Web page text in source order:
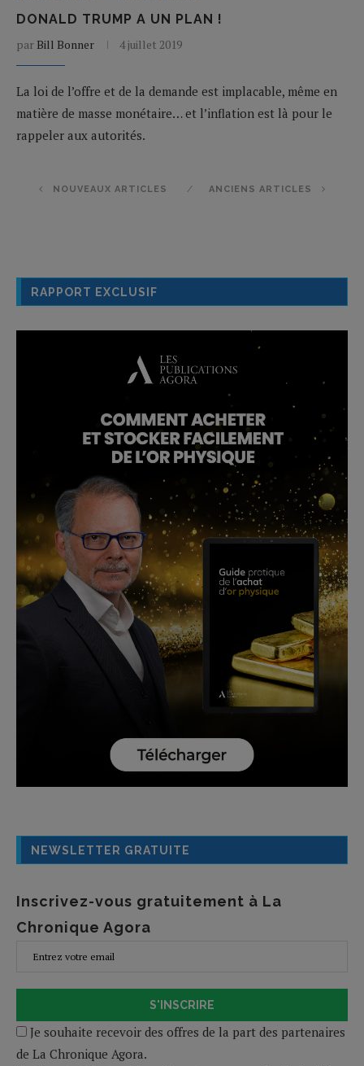
DONALD TRUMP A UN PLAN !
par Bill Bonner 4 juillet 2019
La loi de l’offre et de la demande est implacable, même en
matière de masse monétaire… et l’inflation est là pour le
rappeler aux autorités.
NOUVEAUX ARTICLES ANCIENS ARTICLES
RAPPORT EXCLUSIF
NEWSLETTER GRATUITE
Inscrivez-vous gratuitement à La
Chronique Agora
S'INSCRIRE
Je souhaite recevoir des offres de la part des partenaires
de La Chronique Agora.